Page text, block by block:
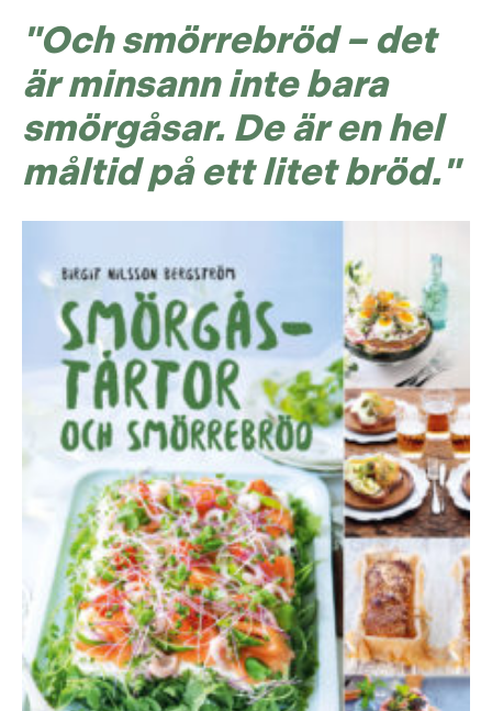
"Och smörrebröd – det
är minsann inte bara
smörgåsar. De är en hel
måltid på ett litet bröd."